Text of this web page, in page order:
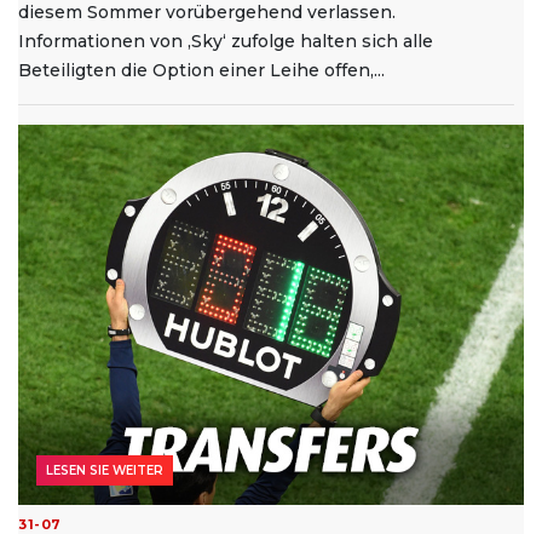
diesem Sommer vorübergehend verlassen.
Informationen von ‚Sky‘ zufolge halten sich alle
Beteiligten die Option einer Leihe offen,...
31-07
LESEN SIE WEITER